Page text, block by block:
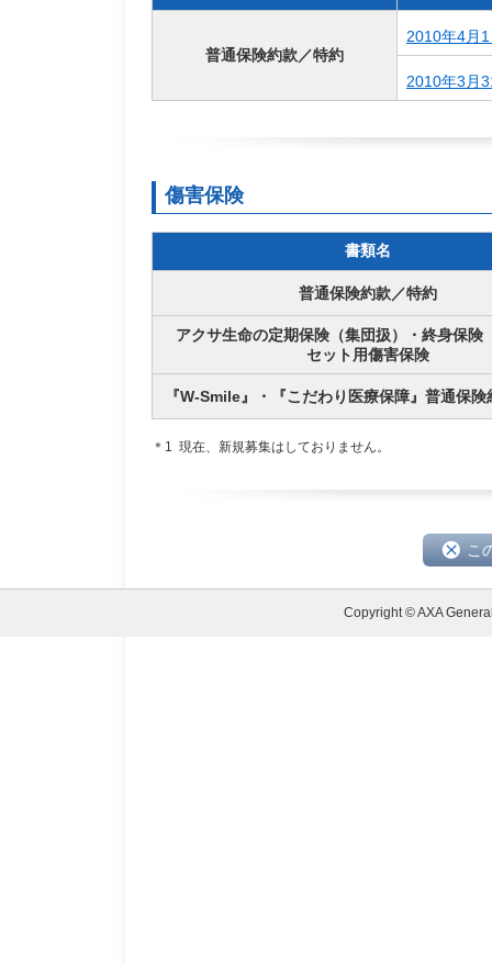
普通保険約款／特約
2010年4月
2010年3月
傷害保険
書類名
普通保険約款／特約
アクサ生命の定期保険（集団扱）・終身保険
セット用傷害保険
『W-Smile』・『こだわり医療保障』普通保
＊1 現在、新規募集はしておりません。
こ
Copyright © AXA